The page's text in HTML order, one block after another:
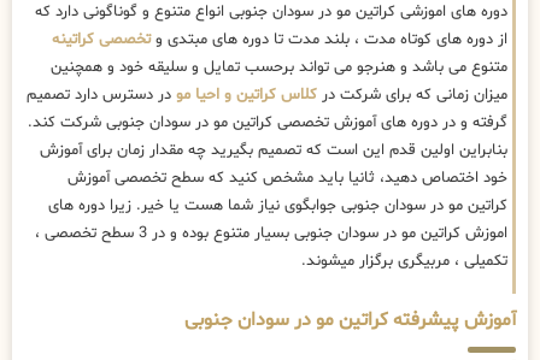
دوره های اموزشی کراتین مو در سودان جنوبی انواع متنوع و گوناگونی دارد که
از دوره های کوتاه مدت ، بلند مدت تا دوره های مبتدی وتخصصی کراتینه
متنوع می باشد و هنرجو می تواند برحسب تمایل و سلیقه خود و همچنین
میزان زمانی که برای شرکت در کلاس کراتین و احیا مو در دسترس دارد تصمیم
گرفته و در دوره های آموزش تخصصی کراتین مو در سودان جنوبی شرکت کند.
بنابراین اولین قدم این است که تصمیم بگیرید چه مقدار زمان برای آموزش
خود اختصاص دهید، ثانیا باید مشخص کنید که سطح تخصصی آموزش
کراتین مو در سودان جنوبی جوابگوی نیاز شما هست یا خیر. زیرا دوره های
اموزش کراتین مو در سودان جنوبی بسیار متنوع بوده و در 3 سطح تخصصی ،
تکمیلی ، مربیگری برگزار میشوند.
آموزش پیشرفته کراتین مو در سودان جنوبی